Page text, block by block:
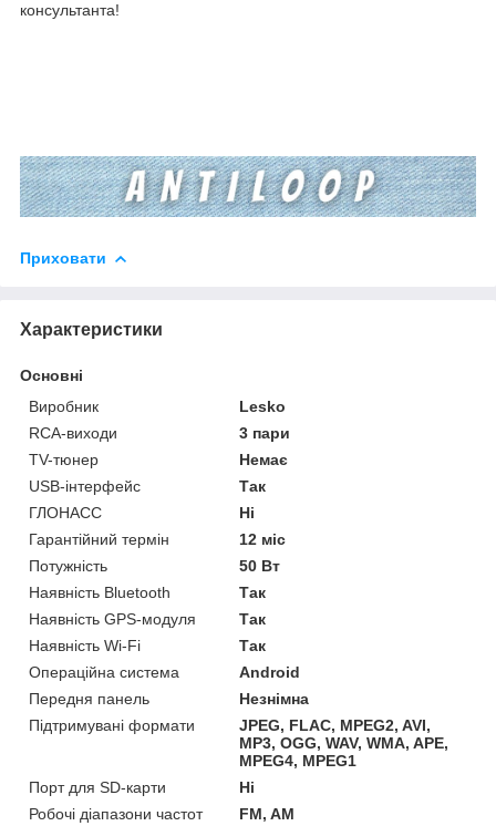
консультанта!
Приховати
Характеристики
Основні
Виробник
Lesko
RCA-виходи
3 пари
TV-тюнер
Немає
USB-інтерфейс
Так
ГЛОНАСС
Ні
Гарантійний термін
12 міс
Потужність
50 Вт
Наявність Bluetooth
Так
Наявність GPS-модуля
Так
Наявність Wi-Fi
Так
Операційна система
Android
Передня панель
Незнімна
Підтримувані формати
JPEG, FLAC, MPEG2, AVI,
MP3, OGG, WAV, WMA, APE,
MPEG4, MPEG1
Порт для SD-карти
Ні
Робочі діапазони частот
FM, AM